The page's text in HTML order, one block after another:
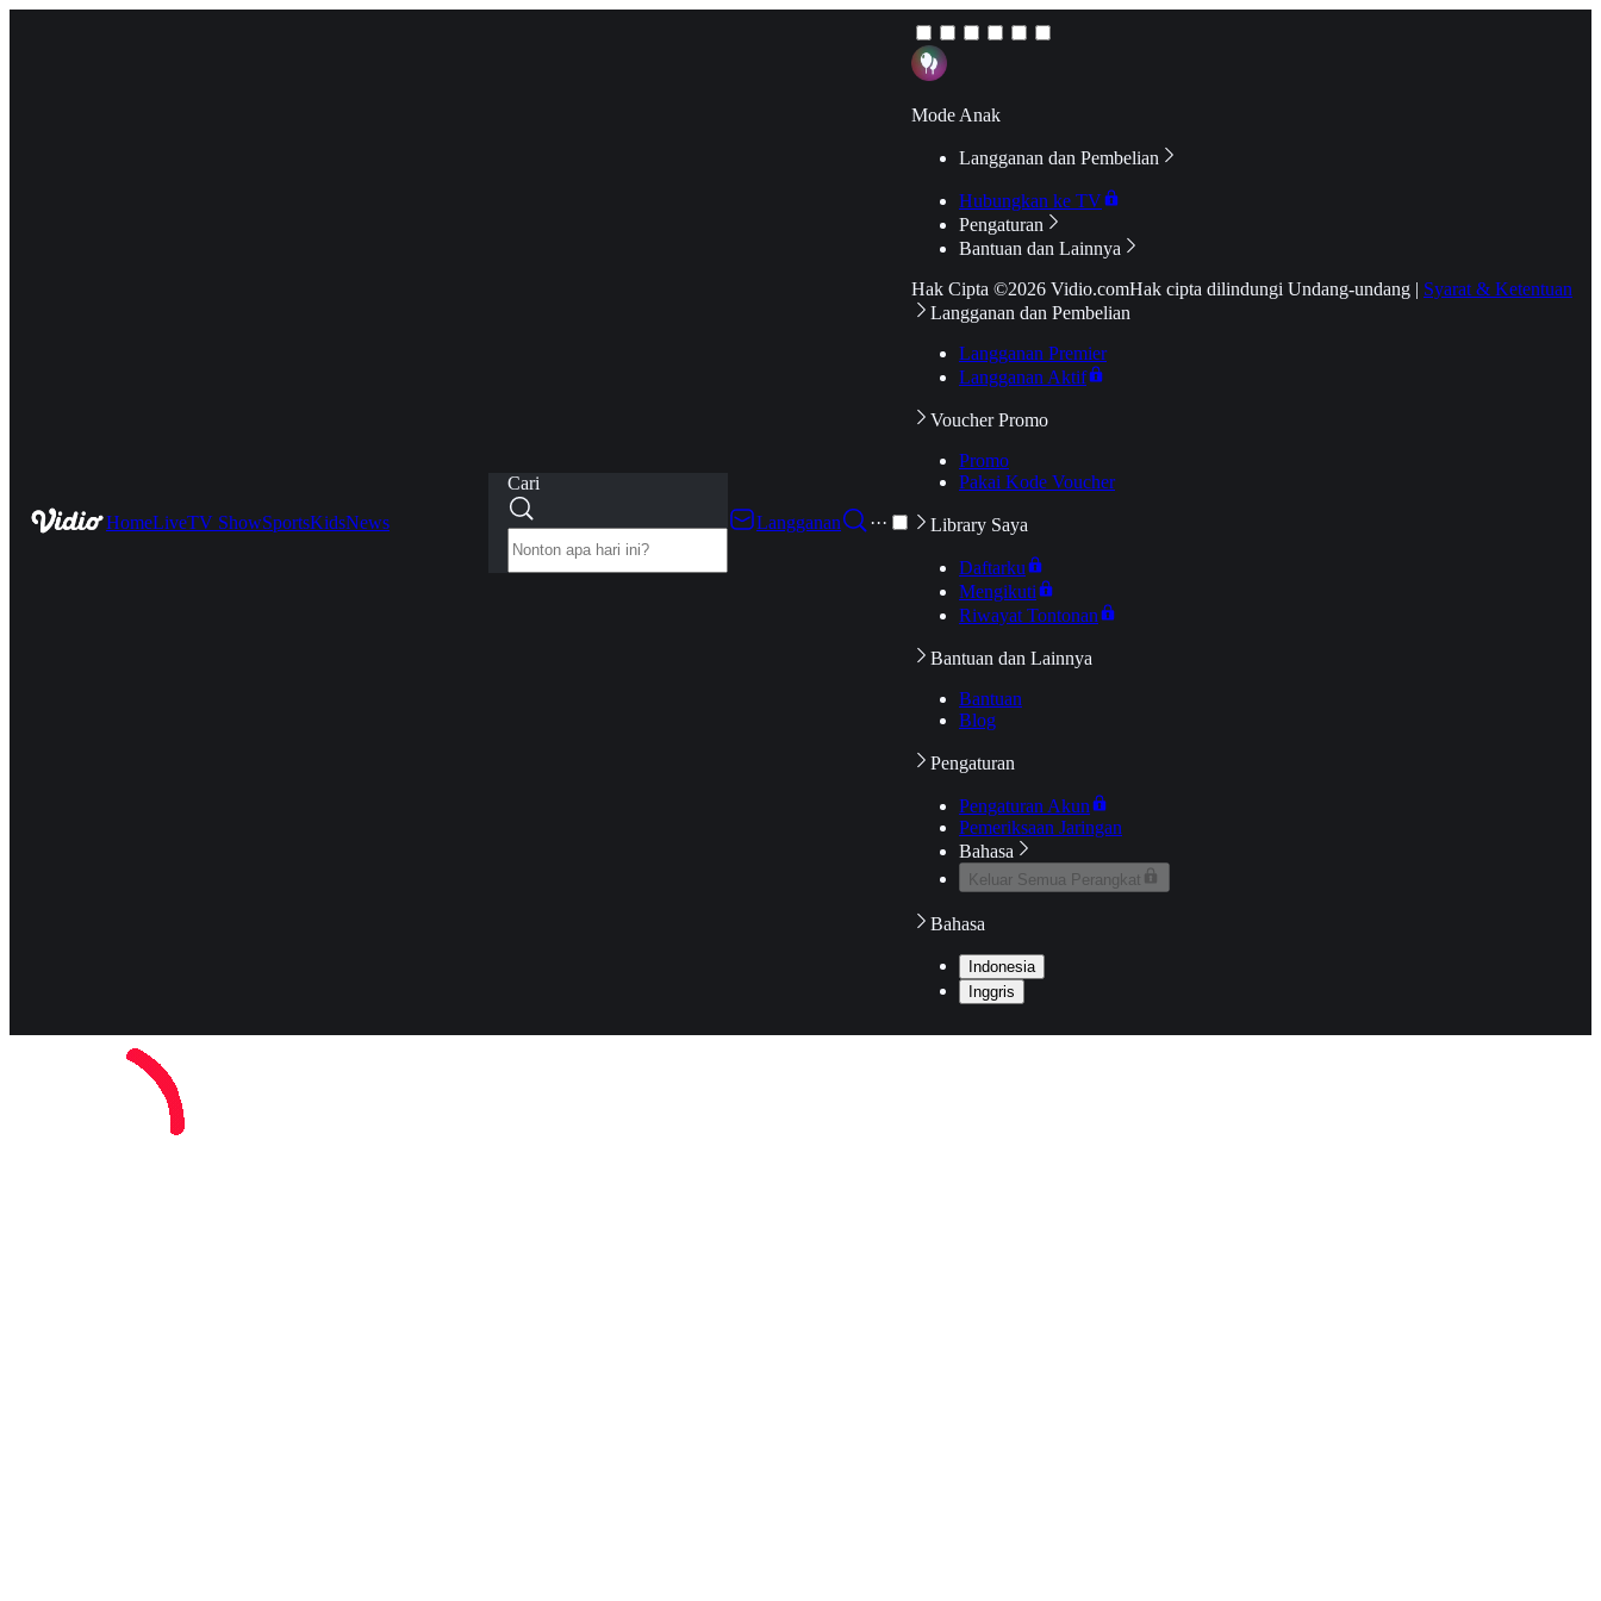
HomeLiveTV ShowSportsKidsNews
Cari
Langganan
···
Mode Anak
Langganan dan Pembelian
Hubungkan ke TV
Pengaturan
Bantuan dan Lainnya
Hak Cipta ©2026 Vidio.comHak cipta dilindungi Undang-undang | Syarat & Ketentuan
Langganan dan Pembelian
Langganan Premier
Langganan Aktif
Voucher Promo
Promo
Pakai Kode Voucher
Library Saya
Daftarku
Mengikuti
Riwayat Tontonan
Bantuan dan Lainnya
Bantuan
Blog
Pengaturan
Pengaturan Akun
Pemeriksaan Jaringan
Bahasa
Keluar Semua Perangkat
Bahasa
Indonesia
Inggris